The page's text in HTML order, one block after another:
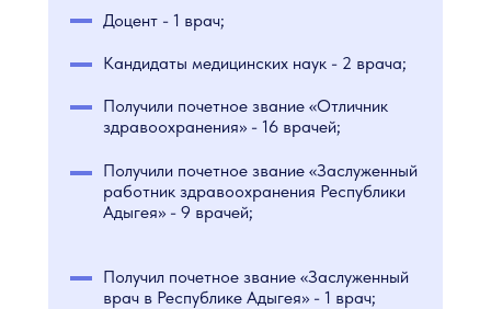
Доцент - 1 врач;
Кандидаты медицинских наук - 2 врача;
Получили почетное звание «Отличник
здравоохранения» - 16 врачей;
Получили почетное звание «Заслуженный
работник здравоохранения Республики
Адыгея» - 9 врачей;
Получил почетное звание «Заслуженный
врач в Республике Адыгея» - 1 врач;